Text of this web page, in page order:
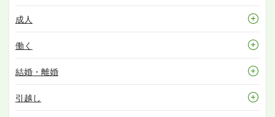
成人
働く
結婚・離婚
引越し